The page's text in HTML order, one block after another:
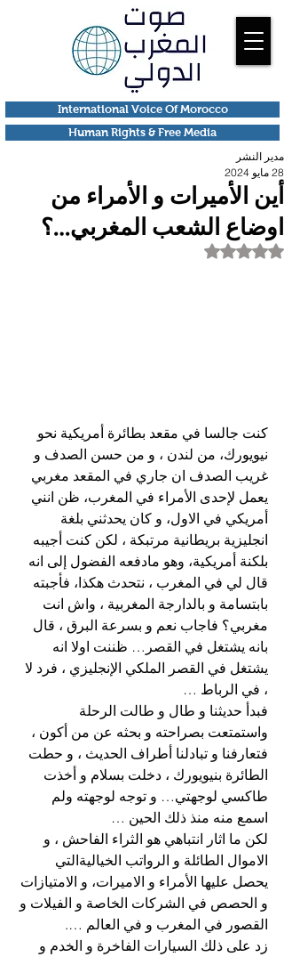
Human Rights & Free Media
International Voice Of Morocco
أين الأميرات و الأمراء من
اوضاع الشعب المغربي…؟
مدير النشر
28 مايو 2024
تم التقييم بـ ليس رقمًا من أصل 5 نجوم.
كنت جالسا في مقعد بطائرة أمريكية نحو
نيويورك، من لندن ، و من حسن الصدف و
غريب الصدف ان جاري في المقعد مغربي
يعمل لإحدى الأمراء في المغرب، ظن انني
أمريكي في الاول، و كان يحدثني بلغة
انجليزية بريطانية مرتبكة ، لكن كنت أجيبه
بلكنة أمريكية، وهو مادفعه الفضول إلى انه
قال لي في المغرب ، نتحدث هكذا، فأجبته
بابتسامة و بالدارجة المغربية ، واش انت
مغربي؟ فاجاب نعم و بسرعة البرق ، قال
بانه يشتغل في القصر… ظننت اولا انه
يشتغل في القصر الملكي الإنجليزي ، فرد لا
، في الرباط …
فبدأ حديثنا و طال و طالت الرحلة
واستمتعت بصراحته و بحثه عن من أكون ،
فتعارفنا و تبادلنا أطراف الحديث ، و حطت
الطائرة بنيويورك ، دخلت بسلام و أخذت
طاكسي لوجهتي… و توجه لوجهته ولم
اسمع منه منذ ذلك الحين …
لكن ما اثار انتباهي هو الثراء الفاحش ، و
الاموال الطائلة و الرواتب الخياليةالتي
يحصل عليها الأمراء و الاميرات، و الامتيازات
و الحصص في الشركات الخاصة و الفيلات و
القصور في المغرب و في العالم ….
زد على ذلك السيارات الفاخرة و الخدم و